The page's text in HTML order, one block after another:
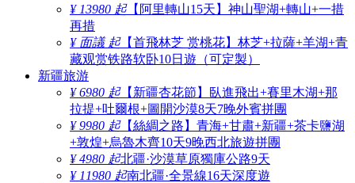
¥ 13980 起【阿里轉山15天】神山聖湖+轉山+一措
再措
¥ 面議 起【首飛林芝 赏桃花】林芝+拉薩+羊湖+青
藏观赏铁路软卧10日遊（可定製）
新疆旅游
¥ 6980 起【新疆杏花節】臥進飛出+賽里木湖+那
拉提+吐爾根+圖開沙漠8天7晚外賓拼團
¥ 9980 起【絲綢之路】青海+甘肅+新疆+茶卡鹽湖
+敦煌+烏魯木齊10天9晚西北旅遊拼團
¥ 4980 起北疆·沙漠草原獨庫公路9天
¥ 11980 起南北疆·全景線16天深度遊